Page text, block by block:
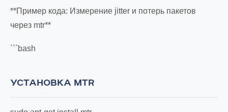
**Пример кода: Измерение jitter и потерь пакетов
через mtr**
```bash
УСТАНОВКА MTR